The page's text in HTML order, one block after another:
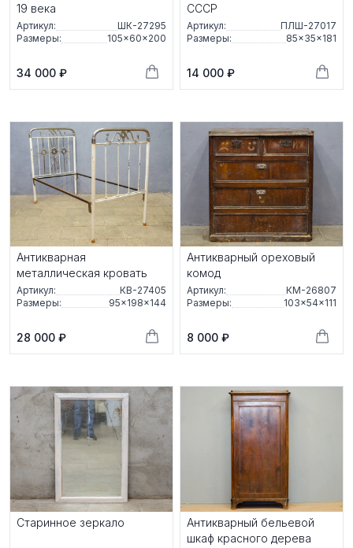
19 века
Артикул:
ШК-27295
Размеры:
105×60×200
34 000 ₽
СССР
Артикул:
ПЛШ-27017
Размеры:
85×35×181
14 000 ₽
Антикварная
металлическая кровать
Артикул:
КВ-27405
Размеры:
95×198×144
28 000 ₽
Антикварный ореховый
комод
Артикул:
КМ-26807
Размеры:
103×54×111
8 000 ₽
Старинное зеркало
Антикварный бельевой
шкаф красного дерева